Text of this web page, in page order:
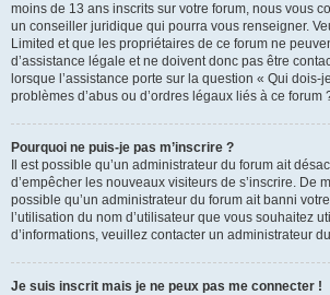
moins de 13 ans inscrits sur votre forum, nous vous
un conseiller juridique qui pourra vous renseigner.
Limited et que les propriétaires de ce forum ne
d’assistance légale et ne doivent donc pas être
lorsque l’assistance porte sur la question « Qui dois-
problèmes d’abus ou d’ordres légaux liés à ce forum
Pourquoi ne puis-je pas m’inscrire ?
Il est possible qu’un administrateur du forum ait
d’empêcher les nouveaux visiteurs de s’inscrire. De
possible qu’un administrateur du forum ait banni
l’utilisation du nom d’utilisateur que vous souhaitez
d’informations, veuillez contacter un administrateur
Je suis inscrit mais je ne peux pas me connecter !